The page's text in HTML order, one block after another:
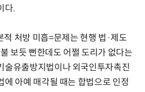
다.
처방 미흡=문제는 현행 법·제도
불 보듯 뻔한데도 어쩔 도리가 없다는
술유출방지법이나 외국인투자촉진
에 아예 매각될 때는 합법으로 인정